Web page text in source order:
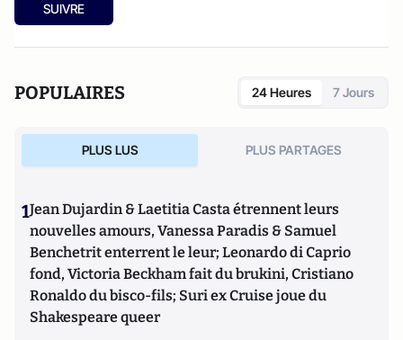
SUIVRE
POPULAIRES 24 Heures 7 Jours
PLUS LUS PLUS PARTAGES
1Jean Dujardin & Laetitia Casta étrennent leurs
nouvelles amours, Vanessa Paradis & Samuel
Benchetrit enterrent le leur; Leonardo di Caprio
fond, Victoria Beckham fait du brukini, Cristiano
Ronaldo du bisco-fils; Suri ex Cruise joue du
Shakespeare queer